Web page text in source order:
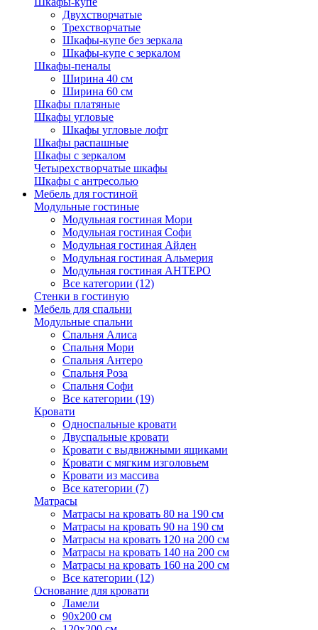
Двухстворчатые
Трехстворчатые
Шкафы-купе без зеркала
Шкафы-купе с зеркалом
Шкафы-пеналы
Ширина 40 см
Ширина 60 см
Шкафы платяные
Шкафы угловые
Шкафы угловые лофт
Шкафы распашные
Шкафы с зеркалом
Четырехстворчатые шкафы
Шкафы с антресолью
Мебель для гостиной
Модульные гостиные
Модульная гостиная Мори
Модульная гостиная Софи
Модульная гостиная Айден
Модульная гостиная Альмерия
Модульная гостиная АНТЕРО
Все категории (12)
Стенки в гостиную
Мебель для спальни
Модульные спальни
Спальня Алиса
Спальня Мори
Спальня Антеро
Спальня Роза
Спальня Софи
Все категории (19)
Кровати
Односпальные кровати
Двуспальные кровати
Кровати с выдвижными ящиками
Кровати с мягким изголовьем
Кровати из массива
Все категории (7)
Матрасы
Матрасы на кровать 80 на 190 см
Матрасы на кровать 90 на 190 см
Матрасы на кровать 120 на 200 см
Матрасы на кровать 140 на 200 см
Матрасы на кровать 160 на 200 см
Все категории (12)
Основание для кровати
Ламели
90х200 см